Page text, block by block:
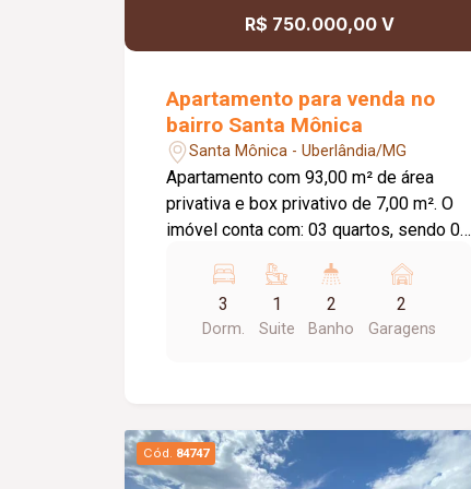
funcional, bem distribuído e localizado
infraestrutura. Agende sua visita!
R$ 750.000,00 V
Apartamento para venda no
bairro Santa Mônica
Santa Mônica - Uberlândia/MG
Apartamento com 93,00 m² de área
privativa e box privativo de 7,00 m². O
imóvel conta com: 03 quartos, sendo 01
ambientes; Varanda gourmet com
fechamento em vidro; Churrasqueira a
gás; Cozinha planejada; Lavanderia;
9º e último andar, com sol da manhã;
Vista livre e privilegiada; Excelente
3
Dorm.
1
Suite
2
Banho
2
Garagens
Cód. 84747